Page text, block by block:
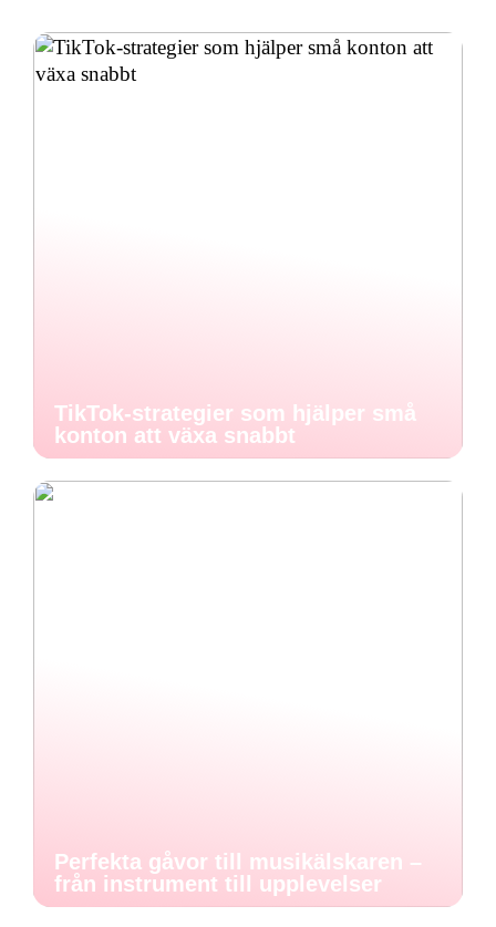
TikTok-strategier som hjälper små
konton att växa snabbt
Perfekta gåvor till musikälskaren –
från instrument till upplevelser